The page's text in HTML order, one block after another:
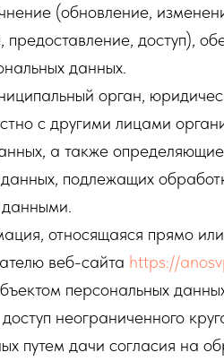
(обновление,
доступ),
данных.
орган,
с другими лицами
а также
подлежащих
относящаяся прямо
веб-сайта https://
персональных
неограниченного
путем дачи согласия на